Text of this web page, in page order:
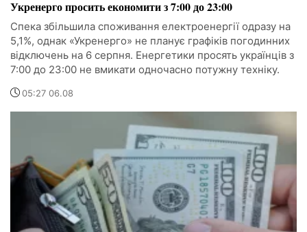
Укренерго просить економити з 7:00 до 23:00
Спека збільшила споживання електроенергії одразу на
5,1%, однак «Укренерго» не планує графіків погодинних
відключень на 6 серпня. Енергетики просять українців з
7:00 до 23:00 не вмикати одночасно потужну техніку.
05:27 06.08